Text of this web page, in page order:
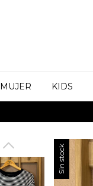
MUJER KIDS
Sin stock